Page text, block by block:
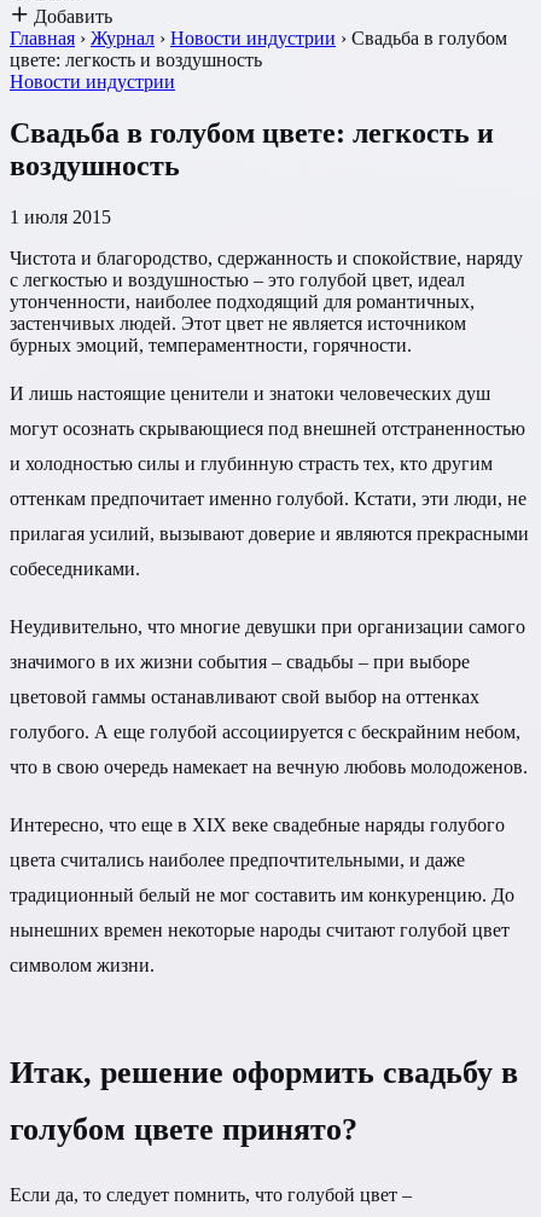
Добавить
Главная › Журнал › Новости индустрии › Свадьба в голубом
цвете: легкость и воздушность
Новости индустрии
Свадьба в голубом цвете: легкость и
воздушность
1 июля 2015
Чистота и благородство, сдержанность и спокойствие, наряду
с легкостью и воздушностью – это голубой цвет, идеал
утонченности, наиболее подходящий для романтичных,
застенчивых людей. Этот цвет не является источником
бурных эмоций, темпераментности, горячности.
И лишь настоящие ценители и знатоки человеческих душ
могут осознать скрывающиеся под внешней отстраненностью
и холодностью силы и глубинную страсть тех, кто другим
оттенкам предпочитает именно голубой. Кстати, эти люди, не
прилагая усилий, вызывают доверие и являются прекрасными
собеседниками.
Неудивительно, что многие девушки при организации самого
значимого в их жизни события – свадьбы – при выборе
цветовой гаммы останавливают свой выбор на оттенках
голубого. А еще голубой ассоциируется с бескрайним небом,
что в свою очередь намекает на вечную любовь молодоженов.
Интересно, что еще в XIX веке свадебные наряды голубого
цвета считались наиболее предпочтительными, и даже
традиционный белый не мог составить им конкуренцию. До
нынешних времен некоторые народы считают голубой цвет
символом жизни.
Итак, решение оформить свадьбу в
голубом цвете принято?
Если да, то следует помнить, что голубой цвет –